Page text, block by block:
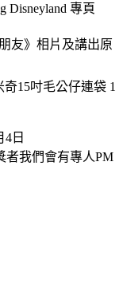
Disneyland 專頁
友》相片及講出原
15吋毛公仔連袋 1
4日
者我們會有專人PM